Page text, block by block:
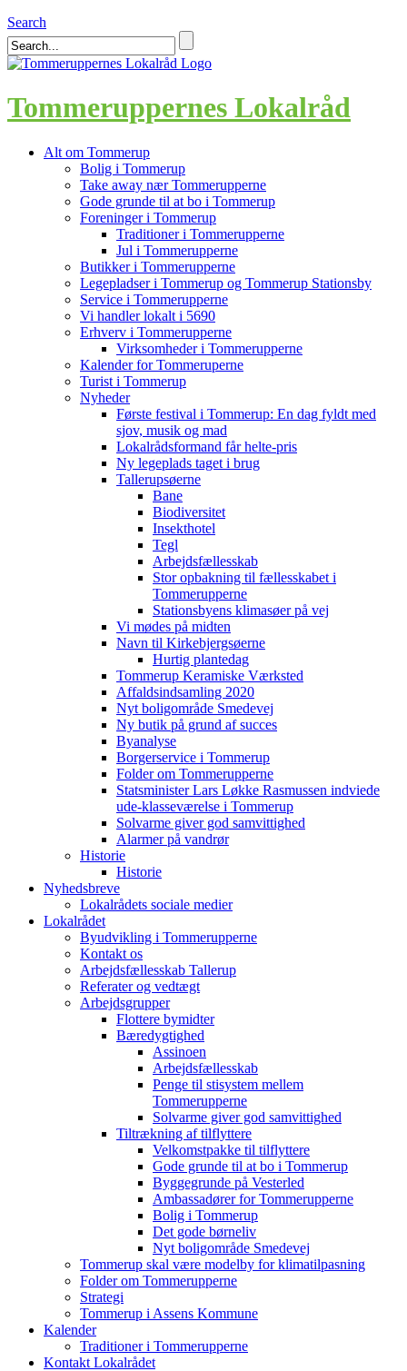
Search
Tommeruppernes Lokalråd
Alt om Tommerup
Bolig i Tommerup
Take away nær Tommerupperne
Gode grunde til at bo i Tommerup
Foreninger i Tommerup
Traditioner i Tommerupperne
Jul i Tommerupperne
Butikker i Tommerupperne
Legepladser i Tommerup og Tommerup Stationsby
Service i Tommerupperne
Vi handler lokalt i 5690
Erhverv i Tommerupperne
Virksomheder i Tommerupperne
Kalender for Tommeruperne
Turist i Tommerup
Nyheder
Første festival i Tommerup: En dag fyldt med
sjov, musik og mad
Lokalrådsformand får helte-pris
Ny legeplads taget i brug
Tallerupsøerne
Bane
Biodiversitet
Insekthotel
Tegl
Arbejdsfællesskab
Stor opbakning til fællesskabet i
Tommerupperne
Stationsbyens klimasøer på vej
Vi mødes på midten
Navn til Kirkebjergsøerne
Hurtig plantedag
Tommerup Keramiske Værksted
Affaldsindsamling 2020
Nyt boligområde Smedevej
Ny butik på grund af succes
Byanalyse
Borgerservice i Tommerup
Folder om Tommerupperne
Statsminister Lars Løkke Rasmussen indviede
ude-klasseværelse i Tommerup
Solvarme giver god samvittighed
Alarmer på vandrør
Historie
Historie
Nyhedsbreve
Lokalrådets sociale medier
Lokalrådet
Byudvikling i Tommerupperne
Kontakt os
Arbejdsfællesskab Tallerup
Referater og vedtægt
Arbejdsgrupper
Flottere bymidter
Bæredygtighed
Assinoen
Arbejdsfællesskab
Penge til stisystem mellem
Tommerupperne
Solvarme giver god samvittighed
Tiltrækning af tilflyttere
Velkomstpakke til tilflyttere
Gode grunde til at bo i Tommerup
Byggegrunde på Vesterled
Ambassadører for Tommerupperne
Bolig i Tommerup
Det gode børneliv
Nyt boligområde Smedevej
Tommerup skal være modelby for klimatilpasning
Folder om Tommerupperne
Strategi
Tommerup i Assens Kommune
Kalender
Traditioner i Tommerupperne
Kontakt Lokalrådet